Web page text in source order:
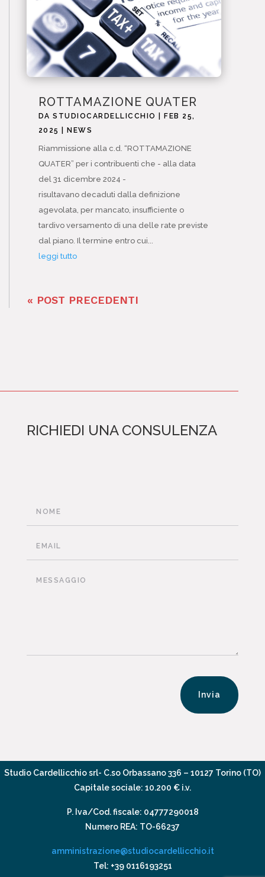
ROTTAMAZIONE QUATER
DASTUDIOCARDELLICCHIO
FEB 25,
2025
NEWS
Riammissione alla c.d. “ROTTAMAZIONE
QUATER” per i contribuenti che - alla data
del 31 dicembre 2024 -
risultavano decaduti dalla definizione
agevolata, per mancato, insufficiente o
tardivo versamento di una delle rate previste
dal piano. Il termine entro cui...
leggi tutto
« POST PRECEDENTI
RICHIEDI UNA CONSULENZA
Invia
Studio Cardellicchio srl- C.so Orbassano 336 – 10127 Torino (TO)
Capitale sociale: 10.200 € i.v.
P. Iva/Cod. fiscale: 04777290018
Numero REA: TO-66237
amministrazione@studiocardellicchio.it
Tel: +39 0116193251